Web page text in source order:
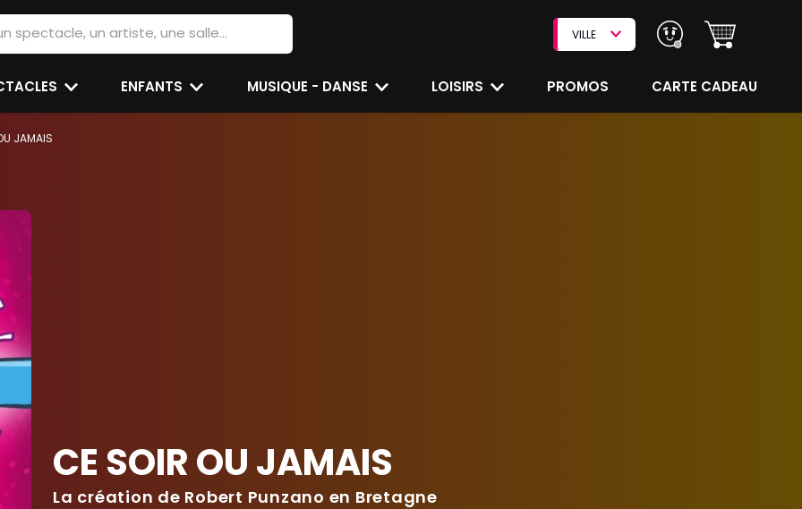
VILLE
ENFANTS MUSIQUE - DANSE LOISIRS PROMOS CARTE CADEAU
JAMAIS
CE SOIR OU JAMAIS
La création de Robert Punzano en Bretagne